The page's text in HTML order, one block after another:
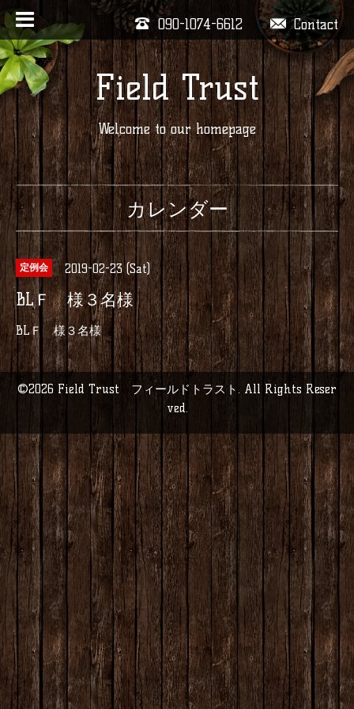
Contact
090-1074-6612
Field Trust
Welcome to our homepage
カレンダー
定例会 2019-02-23 (Sat)
BLＦ 様３名様
BLＦ 様３名様
©2026 Field Trust フィールドトラスト . All Rights Reser
ved.